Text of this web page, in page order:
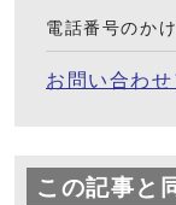
電話番号のか
お問い合わせ
この記事と